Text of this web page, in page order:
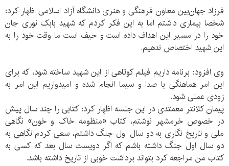
فرزاد جهان‌بین معاون فرهنگی و هنری دانشگاه آزاد اسلامی اظهار کرد:
شخصا بیماری داشتم اما به این فکر کردم که شهید بابک نوری جان
خود را در مسیر این اهداف داده است و حیف است ما وقت خود را به
این شهید اختصاص ندهیم.
وی افزود: برنامه داریم فیلم کوتاهی از این شهید ساخته شود، که برای
این امر هماهنگی با صدا و سیما انجام شده و امیدواریم این امر به
زودی عملی شود.
پیمان کلانتر معمتدی در این جلسه اظهار کرد: کتابی را چند سال پیش
در خصوص خرمشهر نوشتم، کتاب «منظومه خاک و خون» نگاهی
ملی و تاریخ نگاری به دو سال اول جنگ داشتم، سعی کردم نگاهی به
دو سال اول جنگ داشته باشم که اگر دویست سال بعد که کسی به
کتاب من مراجعه کرد بتواند برداشت خوبی از تاریخ داشته باشد.